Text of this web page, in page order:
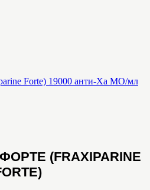
Forte) 19000 анти-Ха МО/мл
(FRAXIPARINE